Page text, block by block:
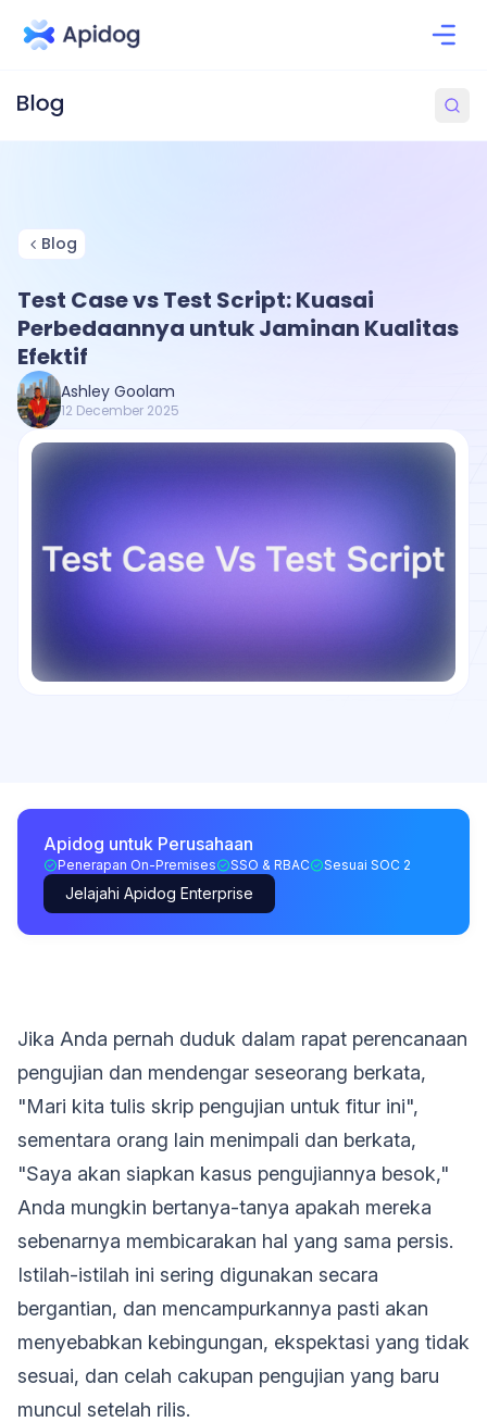
Blog
Test Case vs Test Script: Kuasai
Perbedaannya untuk Jaminan Kualitas
Efektif
Ashley Goolam
12 December 2025
Apidog untuk Perusahaan
Penerapan On-Premises SSO & RBAC Sesuai SOC 2
Jelajahi Apidog Enterprise
Jika Anda pernah duduk dalam rapat perencanaan
pengujian dan mendengar seseorang berkata,
"Mari kita tulis skrip pengujian untuk fitur ini",
sementara orang lain menimpali dan berkata,
"Saya akan siapkan kasus pengujiannya besok,"
Anda mungkin bertanya-tanya apakah mereka
sebenarnya membicarakan hal yang sama persis.
Istilah-istilah ini sering digunakan secara
bergantian, dan mencampurkannya pasti akan
menyebabkan kebingungan, ekspektasi yang tidak
sesuai, dan celah cakupan pengujian yang baru
muncul setelah rilis.